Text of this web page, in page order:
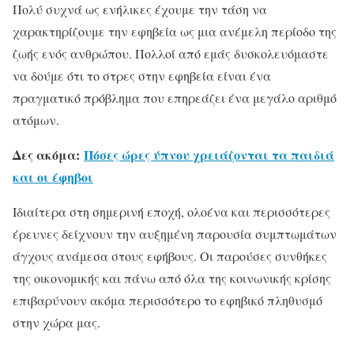
Πολύ συχνά ως ενήλικες έχουμε την τάση να
χαρακτηρίζουμε την εφηβεία ως μια ανέμελη περίοδο της
ζωής ενός ανθρώπου. Πολλοί από εμάς δυσκολευόμαστε
να δούμε ότι το στρες στην εφηβεία είναι ένα
πραγματικό πρόβλημα που επηρεάζει ένα μεγάλο αριθμό
ατόμων.
Δες ακόμα: Πόσες ώρες ύπνου χρειάζονται τα παιδιά
και οι έφηβοι
Ιδιαίτερα στη σημερινή εποχή, ολοένα και περισσότερες
έρευνες δείχνουν την αυξημένη παρουσία συμπτωμάτων
άγχους ανάμεσα στους εφήβους. Οι παρούσες συνθήκες
της οικονομικής και πάνω από όλα της κοινωνικής κρίσης
επιβαρύνουν ακόμα περισσότερο το εφηβικό πληθυσμό
στην χώρα μας.